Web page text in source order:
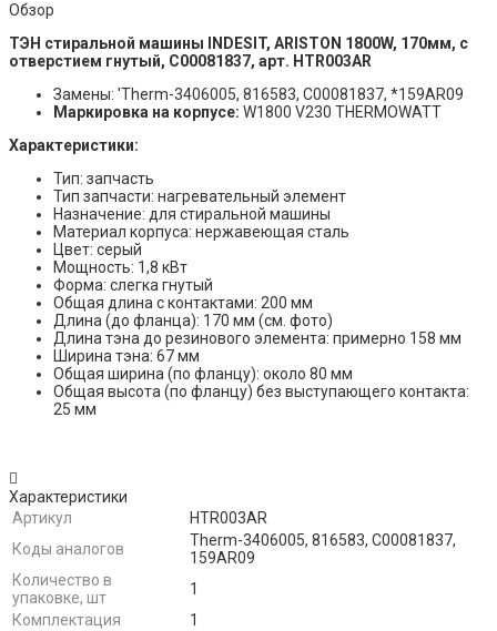
Обзор
ТЭН стиральной машины INDESIT, ARISTON 1800W, 170мм, с
отверстием гнутый, C00081837, арт. HTR003AR
Замены: 'Therm-3406005, 816583, C00081837, *159AR09
Маркировка на корпусе: W1800 V230 THERMOWATT
Характеристики:
Тип: запчасть
Тип запчасти: нагревательный элемент
Назначение: для стиральной машины
Материал корпуса: нержавеющая сталь
Цвет: серый
Мощность: 1,8 кВт
Форма: слегка гнутый
Общая длина с контактами: 200 мм
Длина (до фланца): 170 мм (см. фото)
Длина тэна до резинового элемента: примерно 158 мм
Ширина тэна: 67 мм
Общая ширина (по фланцу): около 80 мм
Общая высота (по фланцу) без выступающего контакта:
25 мм
Характеристики
Артикул
HTR003AR
Коды аналогов
Therm-3406005, 816583, C00081837,
159AR09
Количество в
упаковке, шт
1
Комплектация
1